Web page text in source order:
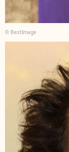
© BestImage